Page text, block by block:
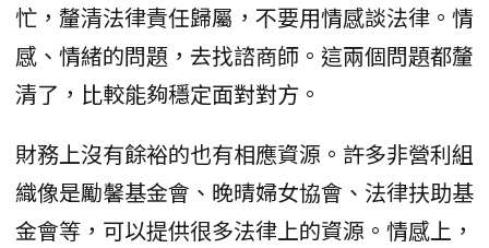
忙，釐清法律責任歸屬，不要用情感談法律。情
感、情緒的問題，去找諮商師。這兩個問題都釐
清了，比較能夠穩定面對對方。
財務上沒有餘裕的也有相應資源。許多非營利組
織像是勵馨基金會、晚晴婦女協會、法律扶助基
金會等，可以提供很多法律上的資源。情感上，